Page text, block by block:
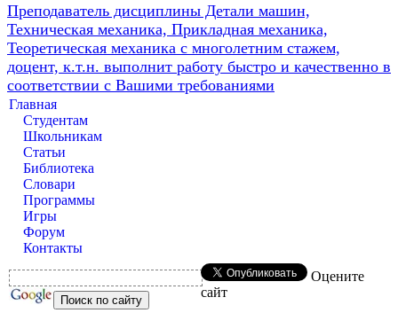
Преподаватель дисциплины Детали машин,
Техническая механика, Прикладная механика,
Теоретическая механика с многолетним стажем,
доцент, к.т.н. выполнит работу быстро и качественно в
соответствии с Вашими требованиями
Главная
Студентам
Школьникам
Статьи
Библиотека
Словари
Программы
Игры
Форум
Контакты
Оцените
сайт